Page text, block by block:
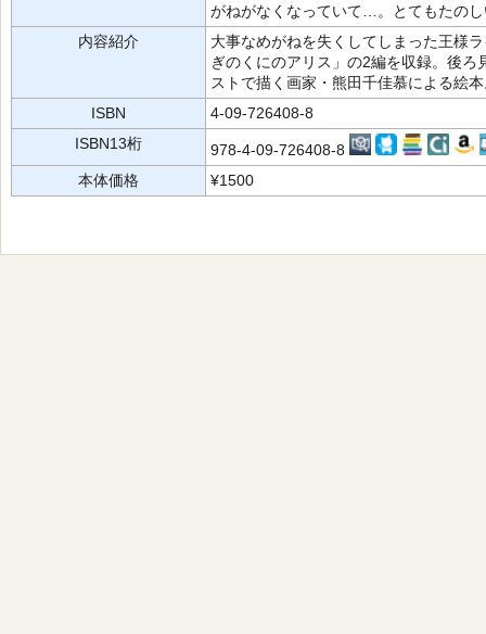
がねがなくなっていて…。とてもたの
内容紹介
大事なめがねを失くしてしまった王様
ぎのくにのアリス」の2編を収録。後
ストで描く画家・熊田千佳慕による絵
ISBN
4-09-726408-8
ISBN13桁
978-4-09-726408-8
本体価格
¥1500